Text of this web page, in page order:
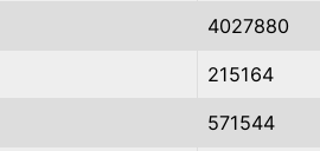
4027880
215164
571544